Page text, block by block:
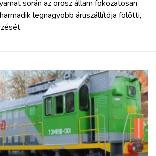
során az orosz állam fokozatosan
legnagyobb áruszállítója fölötti,